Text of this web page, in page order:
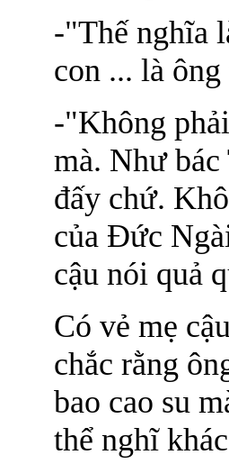
-"Thế nghĩa
con ... là
-"Không
mà. Như
đấy chứ.
của Đức
cậu nói quả
Có vẻ mẹ
chắc rằng
bao cao su
thể nghĩ